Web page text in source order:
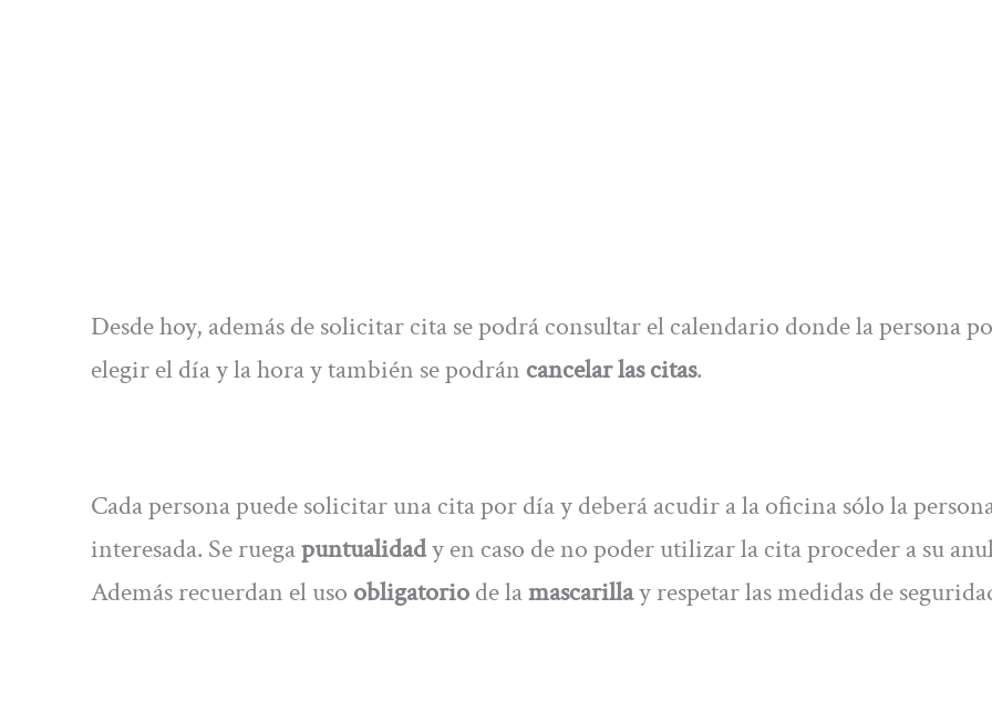
Desde hoy, además de solicitar cita se podrá consultar el calendario donde la persona
elegir el día y la hora y también se podrán cancelar las citas.
Cada persona puede solicitar una cita por día y deberá acudir a la oficina sólo la
interesada. Se ruegapuntualidady en caso de no poder utilizar la cita proceder a su
Además recuerdan el uso obligatoriode lamascarillay respetar las medidas de